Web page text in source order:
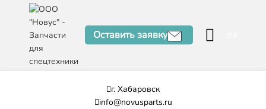
Оставить заявку
г. Хабаровск
info@novusparts.ru